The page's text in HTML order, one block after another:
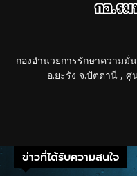
กองอำนวยการรักษาความ
อ.ยะรัง จ.ปัตตานี , ศู
ข่าวที่ได้รับความสนใจ